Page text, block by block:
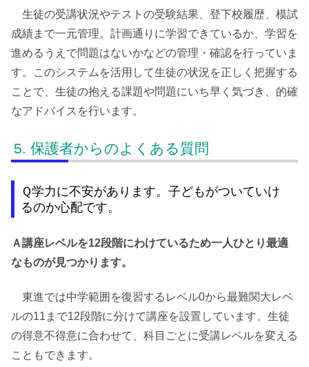
生徒の受講状況やテストの受験結果、登下校履歴、模試
成績まで一元管理。計画通りに学習できているか、学習を
進めるうえで問題はないかなどの管理・確認を行っていま
す。このシステムを活用して生徒の状況を正しく把握する
ことで、生徒の抱える課題や問題にいち早く気づき、的確
なアドバイスを行います。
保護者からのよくある質問
Ｑ学力に不安があります。子どもがついていけ
るのか心配です。
Ａ講座レベルを12段階にわけているため一人ひとり最適
なものが見つかります。
東進では中学範囲を復習するレベル0から最難関大レベ
ルの11まで12段階に分けて講座を設置しています。生徒
の得意不得意に合わせて、科目ごとに受講レベルを変える
こともできます。